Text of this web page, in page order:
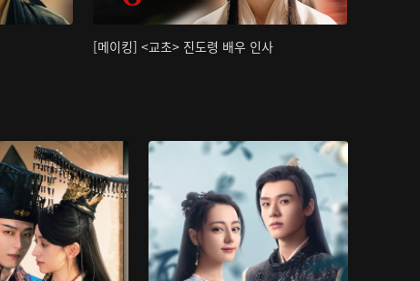
[메이킹] <교초> 진도령 배우 인사